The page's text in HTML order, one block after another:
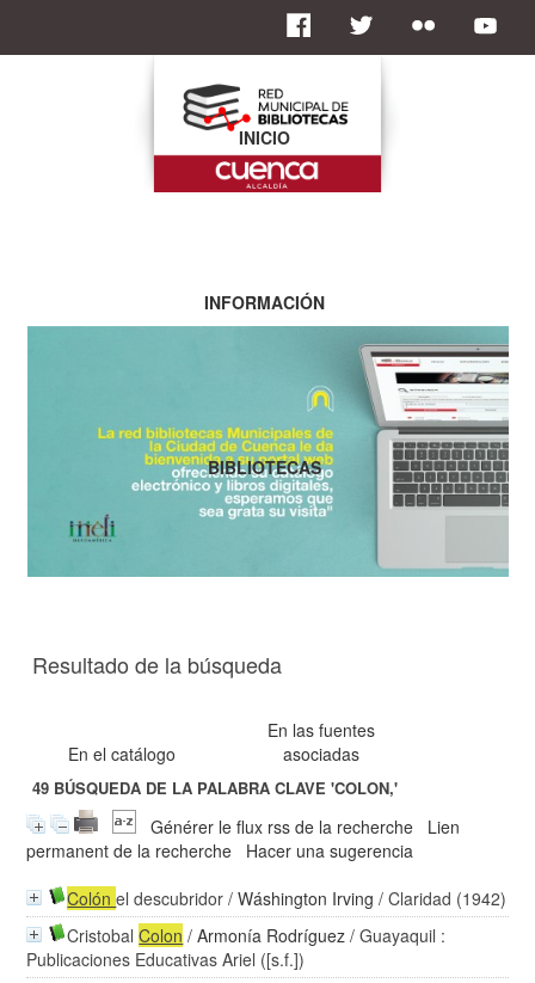
Resultado de la búsqueda
En el catálogo
En las fuentes
asociadas
49 BÚSQUEDA DE LA PALABRA CLAVE'COLON,'
Générer le flux rss de la recherche
Lien
permanent de la recherche
Hacer una sugerencia
Colónel descubridor /Wáshington Irving / Claridad (1942)
CristobalColon /Armonía Rodríguez / Guayaquil :
Publicaciones Educativas Ariel ([s.f.])
INICIO
INFORMACIÓN
BIBLIOTECAS